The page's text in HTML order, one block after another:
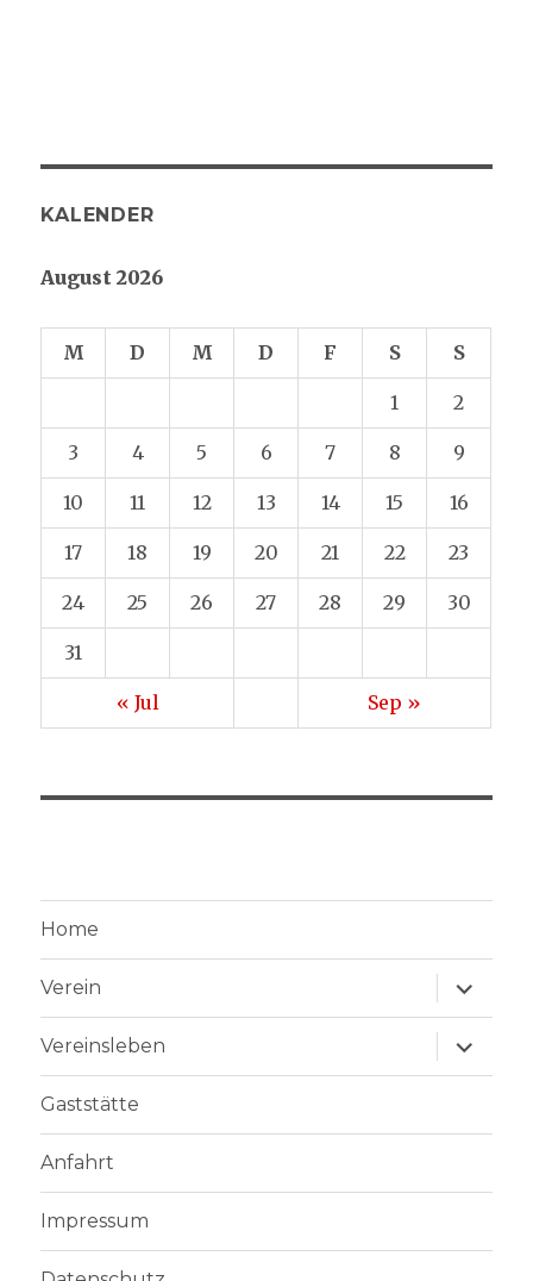
KALENDER
August 2026
M D M D F S S
1 2
3 4 5 6 7 8 9
10 11 12 13 14 15 16
17 18 19 20 21 22 23
24 25 26 27 28 29 30
31
« Jul Sep »
Home
Verein
Vereinsleben
Gaststätte
Anfahrt
Impressum